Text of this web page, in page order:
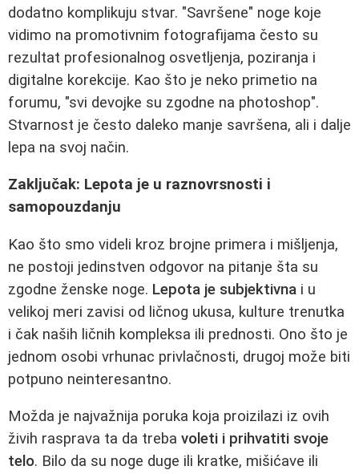
dodatno komplikuju stvar. "Savršene" noge koje
vidimo na promotivnim fotografijama često su
rezultat profesionalnog osvetljenja, poziranja i
digitalne korekcije. Kao što je neko primetio na
forumu, "svi devojke su zgodne na photoshop".
Stvarnost je često daleko manje savršena, ali i dalje
lepa na svoj način.
Zaključak: Lepota je u raznovrsnosti i
samopouzdanju
Kao što smo videli kroz brojne primera i mišljenja,
ne postoji jedinstven odgovor na pitanje šta su
zgodne ženske noge. Lepota je subjektivna i u
velikoj meri zavisi od ličnog ukusa, kulture trenutka
i čak naših ličnih kompleksa ili prednosti. Ono što je
jednom osobi vrhunac privlačnosti, drugoj može biti
potpuno neinteresantno.
Možda je najvažnija poruka koja proizilazi iz ovih
živih rasprava ta da treba voleti i prihvatiti svoje
telo. Bilo da su noge duge ili kratke, mišićave ili